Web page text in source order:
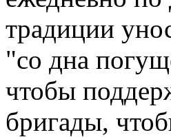
традиции
"со дна
чтобы
бригады,